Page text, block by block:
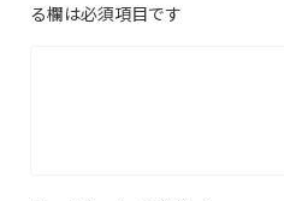
る欄は必須項目です